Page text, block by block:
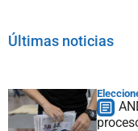
Últimas noticias